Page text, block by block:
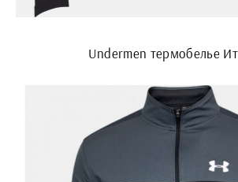
Undermen термобелье